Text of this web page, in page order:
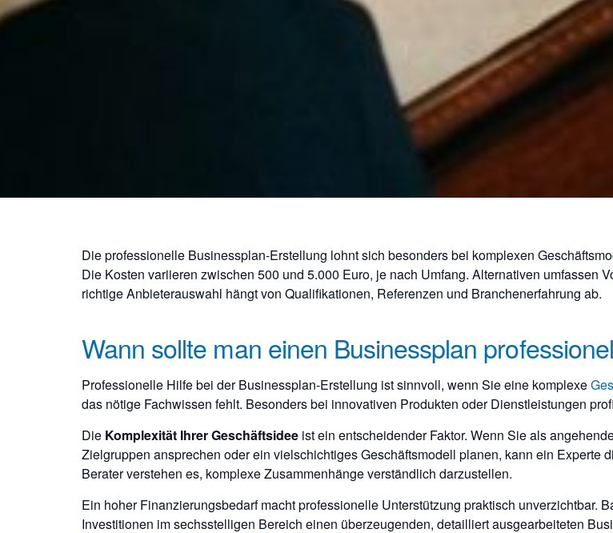
Die professionelle Businessplan-Erstellung lohnt sich besonders bei komplexen
Die Kosten variieren zwischen 500 und 5.000 Euro, je nach Umfang. Alternativen umfassen
richtige Anbieterauswahl hängt von Qualifikationen, Referenzen und Branchenerfahrung ab.
Wann sollte man einen Businessplan
Professionelle Hilfe bei der Businessplan-Erstellung ist sinnvoll, wenn Sie eine komplexe
das nötige Fachwissen fehlt. Besonders bei innovativen Produkten oder Dienstleistungen
Die Komplexität Ihrer Geschäftsidee ist ein entscheidender Faktor. Wenn Sie als
Zielgruppen ansprechen oder ein vielschichtiges Geschäftsmodell planen, kann ein Experte
Berater verstehen es, komplexe Zusammenhänge verständlich darzustellen.
Ein hoher Finanzierungsbedarf macht professionelle Unterstützung praktisch unverzichtbar.
Investitionen im sechsstelligen Bereich einen überzeugenden, detailliert ausgearbeiteten